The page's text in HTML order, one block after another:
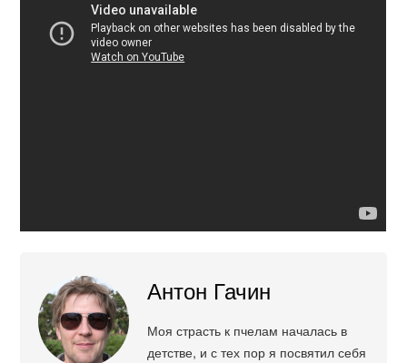
Антон Гачин
Моя страсть к пчелам началась в
детстве, и с тех пор я посвятил себя